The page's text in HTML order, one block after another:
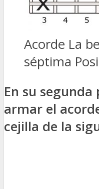
Acorde La
séptima
En su
armar el
cejilla de la